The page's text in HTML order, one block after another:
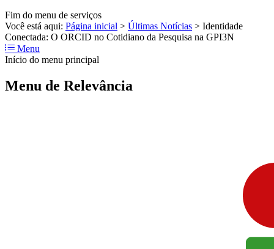
Fim do menu de serviços
Você está aqui: Página inicial > Últimas Notícias > Identidade
Conectada: O ORCID no Cotidiano da Pesquisa na GPI3N
Menu
Início do menu principal
Menu de Relevância